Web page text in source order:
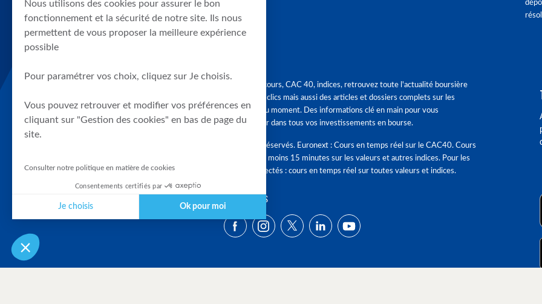
Graphique, cours, CAC 40, indices, retrouvez toute l'actualité boursière
en quelques clics mais aussi des articles et dossiers complets sur les
tendances du moment. Des informations clé en main pour vous
accompagner dans tous vos investissements en bourse.
Tous droits réservés. Euronext : Cours en temps réel sur le CAC40. Cours
différés d'au moins 15 minutes sur les valeurs et autres indices. Pour les
clients connectés : cours en temps réel sur toutes valeurs et indices.
SUIVEZ-NOUS
Nous utilisons des cookies pour assurer le bon
fonctionnement et la sécurité de notre site. Ils nous
permettent de vous proposer la meilleure expérience
possible
Pour paramétrer vos choix, cliquez sur Je choisis.
Vous pouvez retrouver et modifier vos préférences en
cliquant sur "Gestion des cookies" en bas de page du
site.
Consulter notre politique en matière de cookies
Consentements certifiés par
Je choisis Ok pour moi
Plateforme de Gestion du Consentement : Personnalisez vos Options
Notre plateforme vous permet d'adapter et de gérer vos paramètres de confidentialité, en garantissant la conformité avec les